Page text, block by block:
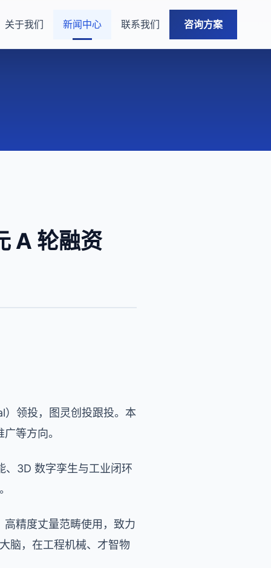
关于我们 新闻中心 联系我们 咨询方案
A 轮融资
）领投，图灵创投跟投。本
等方向。
、3D 数字孪生与工业闭环
精度丈量范畴使用，致力
脑，在工程机械、才智物